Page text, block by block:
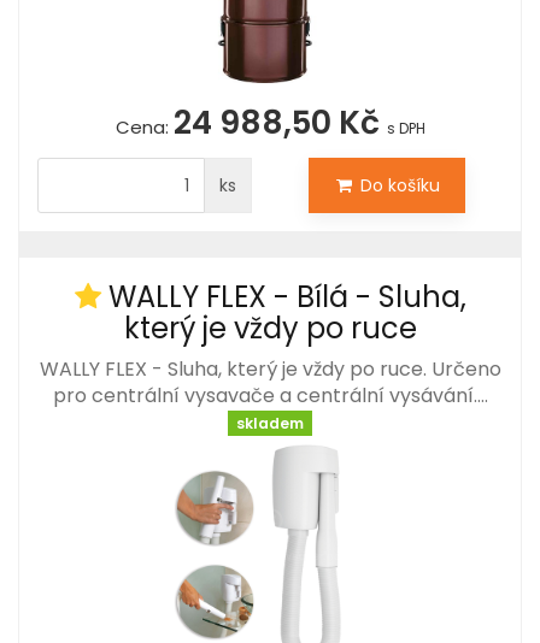
Cena: 24 988,50 Kč s DPH
ks Do košíku
WALLY FLEX - Bílá - Sluha,
který je vždy po ruce
WALLY FLEX - Sluha, který je vždy po ruce. Určeno
pro centrální vysavače a centrální vysávání.…
skladem